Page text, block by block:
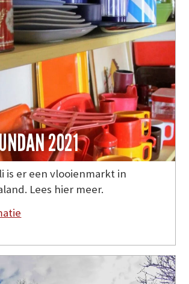
2021
is er een vlooienmarkt in
Lees hier meer.